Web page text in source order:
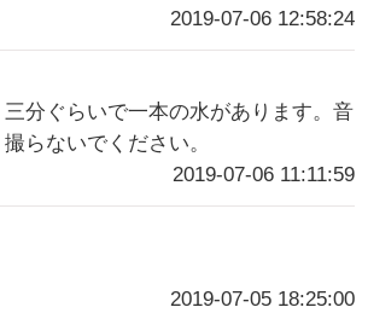
2019-07-06 12:58:24
分ぐらいで一本の水があります。音
らないでください。
2019-07-06 11:11:59
2019-07-05 18:25:00